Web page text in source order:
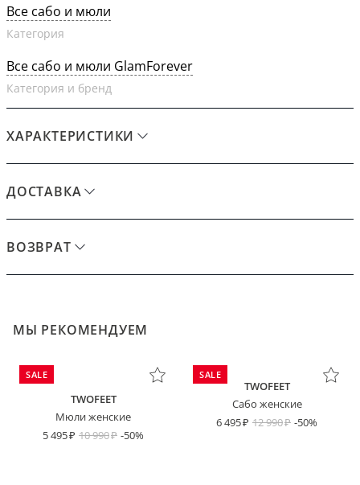
Все сабо и мюли
Категория
Все сабо и мюли GlamForever
Категория и бренд
ХАРАКТЕРИСТИКИ
ДОСТАВКА
ВОЗВРАТ
МЫ РЕКОМЕНДУЕМ
SALE
TWOFEET
Мюли женские
5 495
10 990 -50%
SALE
TWOFEET
Сабо женские
6 495
12 990 -50%